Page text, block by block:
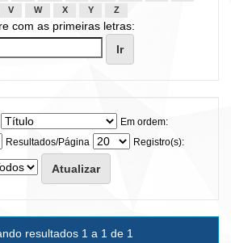
V W X Y Z
com as primeiras letras:
Em ordem:
Resultados/Página
Registro(s):
resultados 1 a 1 de 1